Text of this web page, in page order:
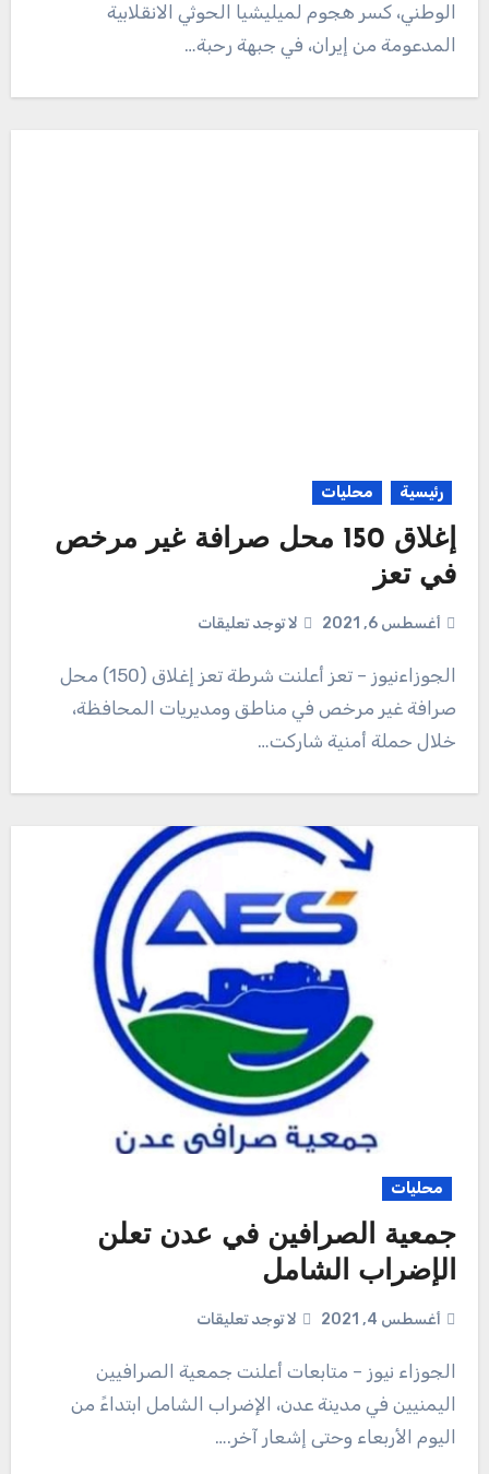
الوطني، كسر هجوم لميليشيا الحوثي الانقلابية
المدعومة من إيران، في جبهة رحبة…
رئيسية محليات
إغلاق 150 محل صرافة غير مرخص
في تعز
أغسطس 6, 2021 لا توجد تعليقات
الجوزاءنيوز – تعز أعلنت شرطة تعز إغلاق (150) محل
صرافة غير مرخص في مناطق ومديريات المحافظة،
خلال حملة أمنية شاركت…
محليات
جمعية الصرافين في عدن تعلن
الإضراب الشامل
أغسطس 4, 2021 لا توجد تعليقات
الجوزاء نيوز – متابعات أعلنت جمعية الصرافيين
اليمنيين في مدينة عدن، الإضراب الشامل ابتداءً من
اليوم الأربعاء وحتى إشعار آخر.…